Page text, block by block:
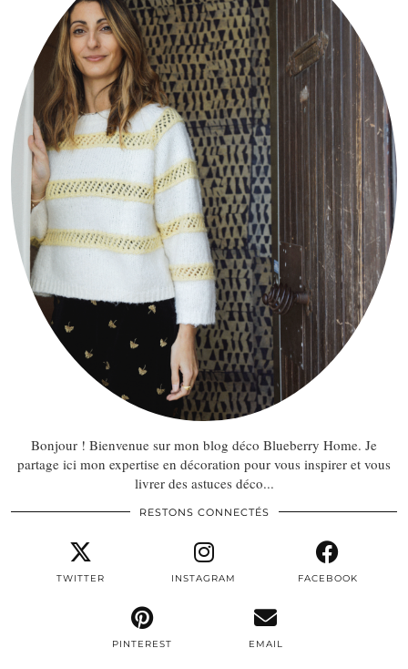
Bonjour ! Bienvenue sur mon blog déco Blueberry Home. Je
partage ici mon expertise en décoration pour vous inspirer et vous
livrer des astuces déco...
RESTONS CONNECTÉS
TWITTER INSTAGRAM FACEBOOK
PINTEREST EMAIL